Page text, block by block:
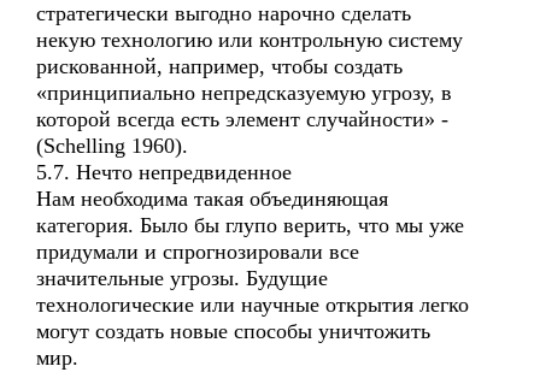
стратегически выгодно нарочно сделать
некую технологию или контрольную систему
рискованной, например, чтобы создать
«принципиально непредсказуемую угрозу, в
которой всегда есть элемент случайности» -
(Schelling 1960).
5.7. Нечто непредвиденное
Нам необходима такая объединяющая
категория. Было бы глупо верить, что мы уже
придумали и спрогнозировали все
значительные угрозы. Будущие
технологические или научные открытия легко
могут создать новые способы уничтожить
мир.